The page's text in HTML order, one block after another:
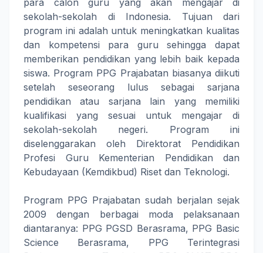
para calon guru yang akan mengajar di
sekolah-sekolah di Indonesia. Tujuan dari
program ini adalah untuk meningkatkan kualitas
dan kompetensi para guru sehingga dapat
memberikan pendidikan yang lebih baik kepada
siswa. Program PPG Prajabatan biasanya diikuti
setelah seseorang lulus sebagai sarjana
pendidikan atau sarjana lain yang memiliki
kualifikasi yang sesuai untuk mengajar di
sekolah-sekolah negeri. Program ini
diselenggarakan oleh Direktorat Pendidikan
Profesi Guru Kementerian Pendidikan dan
Kebudayaan (Kemdikbud) Riset dan Teknologi.
Program PPG Prajabatan sudah berjalan sejak
2009 dengan berbagai moda pelaksanaan
diantaranya: PPG PGSD Berasrama, PPG Basic
Science Berasrama, PPG Terintegrasi